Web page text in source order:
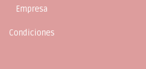
Empresa
Condiciones